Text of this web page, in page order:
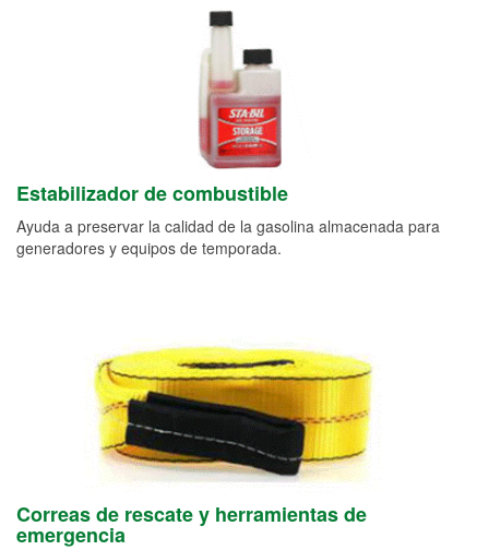
Estabilizador de combustible
Ayuda a preservar la calidad de la gasolina almacenada para
generadores y equipos de temporada.
Correas de rescate y herramientas de
emergencia